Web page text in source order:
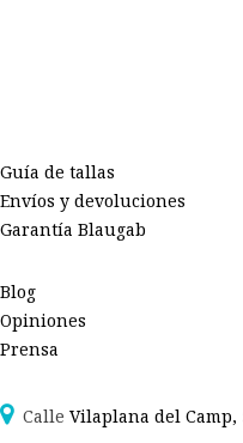
Guía de tallas
Envíos y devoluciones
Garantía Blaugab
Blog
Opiniones
Prensa
Calle Vilaplana del Camp,